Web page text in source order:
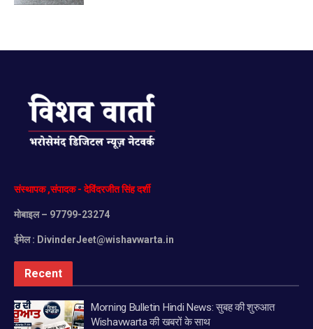
संस्थापक,संपादक-देविंदरजीतसिंहदर्शी
मोबाइल– 97799-23274
ईमेल : DivinderJeet@wishavwarta.in
Recent
Morning Bulletin Hindi News: सुबह की शुरुआत
Wishavwarta की खबरों के साथ